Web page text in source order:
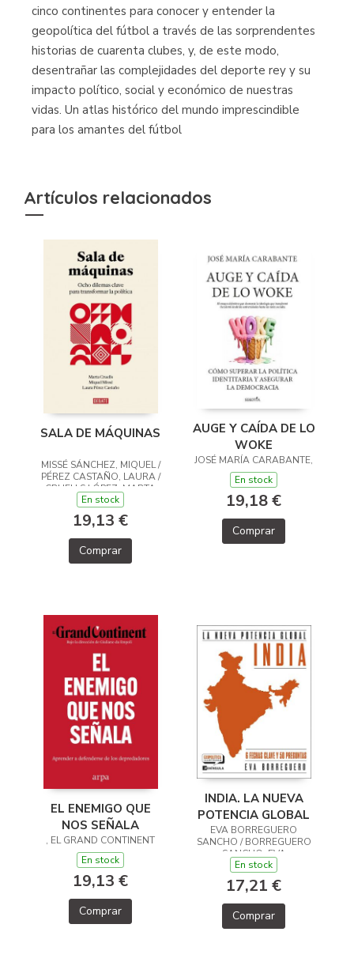
cinco continentes para conocer y entender la
geopolítica del fútbol a través de las sorprendentes
historias de cuarenta clubes, y, de este modo,
desentrañar las complejidades del deporte rey y su
impacto político, social y económico de nuestras
vidas. Un atlas histórico del mundo imprescindible
para los amantes del fútbol
Artículos relacionados
SALA DE MÁQUINAS
MISSÉ SÁNCHEZ, MIQUEL /
PÉREZ CASTAÑO, LAURA /
CRUELLS LÓPEZ, MARTA
En stock
19,13 €
Comprar
AUGE Y CAÍDA DE LO
WOKE
JOSÉ MARÍA CARABANTE,
En stock
19,18 €
Comprar
EL ENEMIGO QUE
NOS SEÑALA
, EL GRAND CONTINENT
En stock
19,13 €
Comprar
INDIA. LA NUEVA
POTENCIA GLOBAL
EVA BORREGUERO
SANCHO / BORREGUERO
SANCHO, EVA
En stock
17,21 €
Comprar